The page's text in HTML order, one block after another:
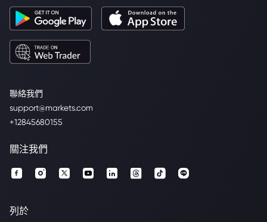
聯絡我們
support@markets.com
+12845680155
關注我們
列於